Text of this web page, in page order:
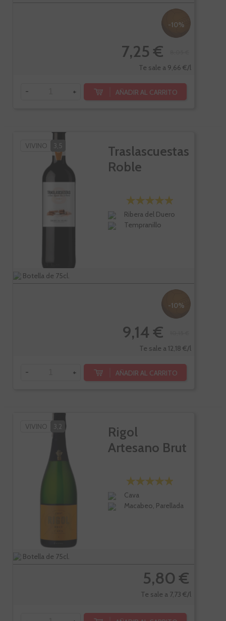
-10%
7,25 €
Te sale a 9,66 €/l
- + AÑADIR AL CARRITO
VIVINO 3,5
Traslascuestas
Roble
Ribera del Duero
Tempranillo
Botella de 75cl.
-10%
9,14 €
Te sale a 12,18 €/l
- + AÑADIR AL CARRITO
VIVINO 3,2
Rigol
Artesano Brut
Cava
Macabeo, Parellada
Botella de 75cl.
5,80 €
Te sale a 7,73 €/l